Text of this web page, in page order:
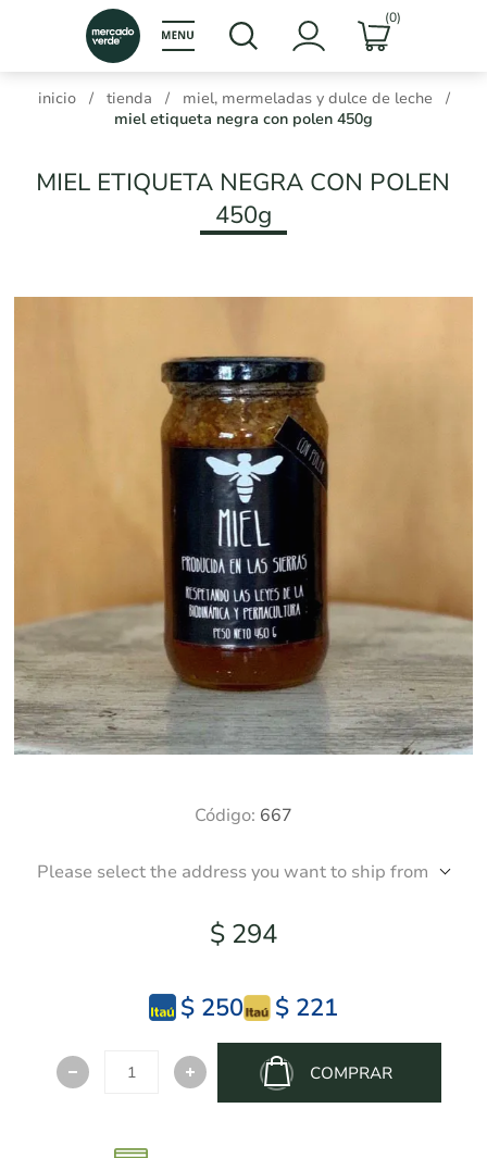
(0)
inicio / tienda / miel, mermeladas y dulce de leche
/
miel etiqueta negra con polen 450g
MIEL ETIQUETA NEGRA CON POLEN
450g
Código: 667
Please select the address you want to ship from
$ 294
$ 250 $ 221
COMPRAR